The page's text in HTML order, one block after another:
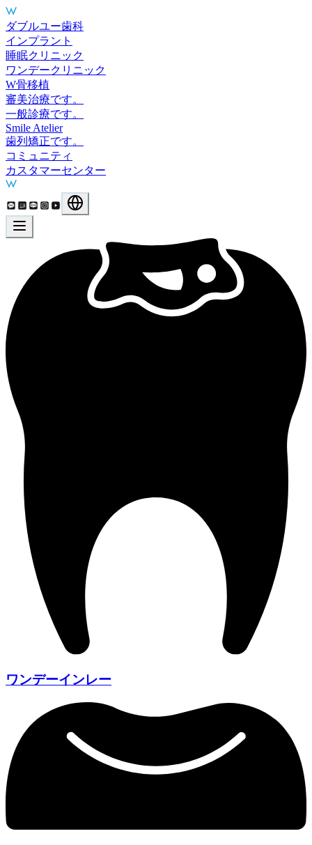
Main Services
ダブルユー歯科
インプラント
睡眠クリニック
ワンデークリニック
W骨移植
審美治療です。
一般診療です。
Smile Atelier
歯列矯正です。
コミュニティ
カスタマーセンター
ワンデーインレー